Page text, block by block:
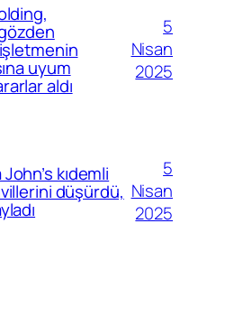
uyum
aldı
5
Nisan
2025
kıdemli
düşürdü,
5
Nisan
2025